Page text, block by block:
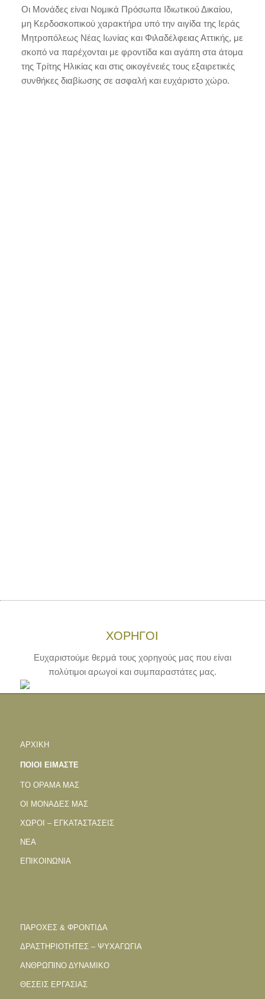
Οι Μονάδες είναι Νομικά Πρόσωπα Ιδιωτικού Δικαίου,
μη Κερδοσκοπικού χαρακτήρα υπό την αιγίδα της Ιεράς
Μητροπόλεως Νέας Ιωνίας και Φιλαδέλφειας Αττικής, με
σκοπό να παρέχονται με φροντίδα και αγάπη στα άτομα
της Τρίτης Ηλικίας και στις οικογένειές τους εξαιρετικές
συνθήκες διαβίωσης σε ασφαλή και ευχάριστο χώρο.
ΧΟΡΗΓΟΙ
Ευχαριστούμε θερμά τους χορηγούς μας που είναι
πολύτιμοι αρωγοί και συμπαραστάτες μας.
ΑΡΧΙΚΗ
ΠΟΙΟΙ ΕΙΜΑΣΤΕ
ΤΟ ΟΡΑΜΑ ΜΑΣ
ΟΙ ΜΟΝΑΔΕΣ ΜΑΣ
ΧΩΡΟΙ – ΕΓΚΑΤΑΣΤΑΣΕΙΣ
ΝΕΑ
ΕΠΙΚΟΙΝΩΝΙΑ
ΠΑΡΟΧΕΣ & ΦΡΟΝΤΙΔΑ
ΔΡΑΣΤΗΡΙΟΤΗΤΕΣ – ΨΥΧΑΓΩΓΙΑ
ΑΝΘΡΩΠΙΝΟ ΔΥΝΑΜΙΚΟ
ΘΕΣΕΙΣ ΕΡΓΑΣΙΑΣ